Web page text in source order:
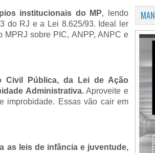
institucionais do MP, lendo
do RJ e a Lei 8.625/93. Ideal ler
MPRJ sobre PIC, ANPP, ANPC e
Civil Pública, da Lei de Ação
Administrativa.Aproveite e
improbidade. Essas vão cair em
as leis de infância e juventude,